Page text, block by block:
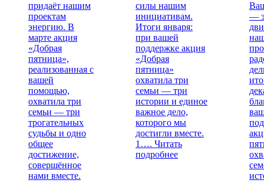
придаёт нашим
проектам
энергию. В
марте акция
«Добрая
пятница»,
реализованная с
вашей
помощью,
охватила три
семьи — три
трогательных
судьбы и одно
общее
достижение,
совершённое
нами вместе.
силы нашим
инициативам.
Итоги января:
при вашей
поддержке акция
«Добрая
пятница»
охватила три
семьи — три
истории и единое
важное дело,
которого мы
достигли вместе.
1…. Читать
подробнее
—